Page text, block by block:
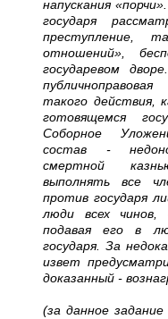
напускания
государя
преступление,
отношений»,
государевом
такого действия,
готовящемся
Соборное
состав -
смертной
выполнять все
против государя
люди всех чинов,
подавая его в
государя. За
извет
доказанный -
(за данное